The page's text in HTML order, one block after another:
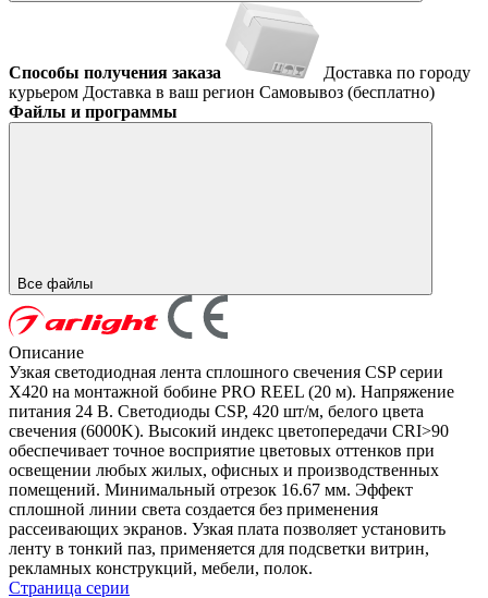
Способы получения заказа
Доставка по городу
курьером Доставка в ваш регион Самовывоз (бесплатно)
Файлы и программы
Все файлы
Описание
Узкая светодиодная лента сплошного свечения CSP серии
X420 на монтажной бобине PRO REEL (20 м). Напряжение
питания 24 В. Светодиоды CSP, 420 шт/м, белого цвета
свечения (6000K). Высокий индекс цветопередачи CRI>90
обеспечивает точное восприятие цветовых оттенков при
освещении любых жилых, офисных и производственных
помещений. Минимальный отрезок 16.67 мм. Эффект
сплошной линии света создается без применения
рассеивающих экранов. Узкая плата позволяет установить
ленту в тонкий паз, применяется для подсветки витрин,
рекламных конструкций, мебели, полок.
Страница серии